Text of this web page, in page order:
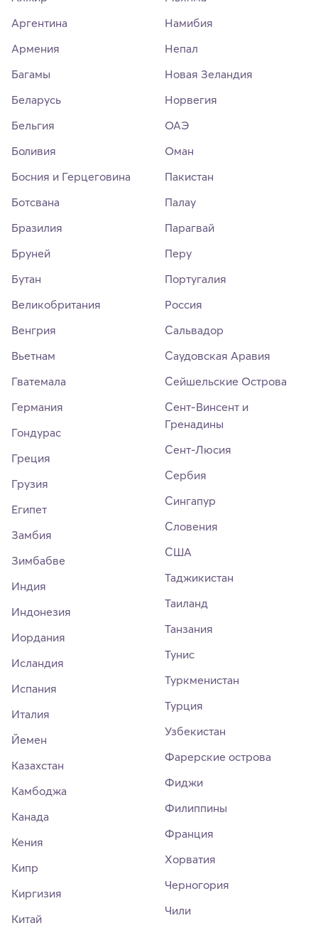
Аргентина
Армения
Багамы
Беларусь
Бельгия
Боливия
Босния и Герцеговина
Ботсвана
Бразилия
Бруней
Бутан
Великобритания
Венгрия
Вьетнам
Гватемала
Германия
Гондурас
Греция
Грузия
Египет
Замбия
Зимбабве
Индия
Индонезия
Иордания
Исландия
Испания
Италия
Йемен
Казахстан
Камбоджа
Канада
Кения
Кипр
Киргизия
Китай
Намибия
Непал
Новая Зеландия
Норвегия
ОАЭ
Оман
Пакистан
Палау
Парагвай
Перу
Португалия
Россия
Сальвадор
Саудовская Аравия
Сейшельские Острова
Сент-Винсент и
Гренадины
Сент-Люсия
Сербия
Сингапур
Словения
США
Таджикистан
Таиланд
Танзания
Тунис
Туркменистан
Турция
Узбекистан
Фарерские острова
Фиджи
Филиппины
Франция
Хорватия
Черногория
Чили